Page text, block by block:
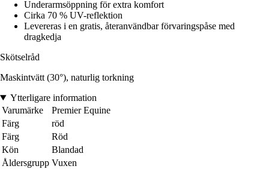
Underarmsöppning för extra komfort
Cirka 70 % UV-reflektion
Levereras i en gratis, återanvändbar förvaringspåse med
dragkedja
Skötselråd
Maskintvätt (30°), naturlig torkning
Ytterligare information
Varumärke
Premier Equine
Färg
röd
Färg
Röd
Kön
Blandad
Åldersgrupp Vuxen